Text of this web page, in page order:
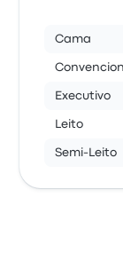
Cama
Executivo
Leito
Semi-Leito